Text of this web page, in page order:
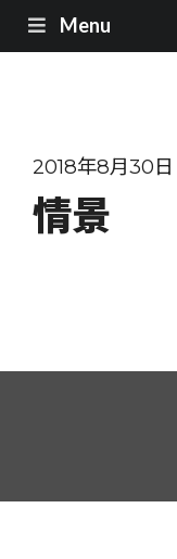
Menu
2018年8月30日
情景